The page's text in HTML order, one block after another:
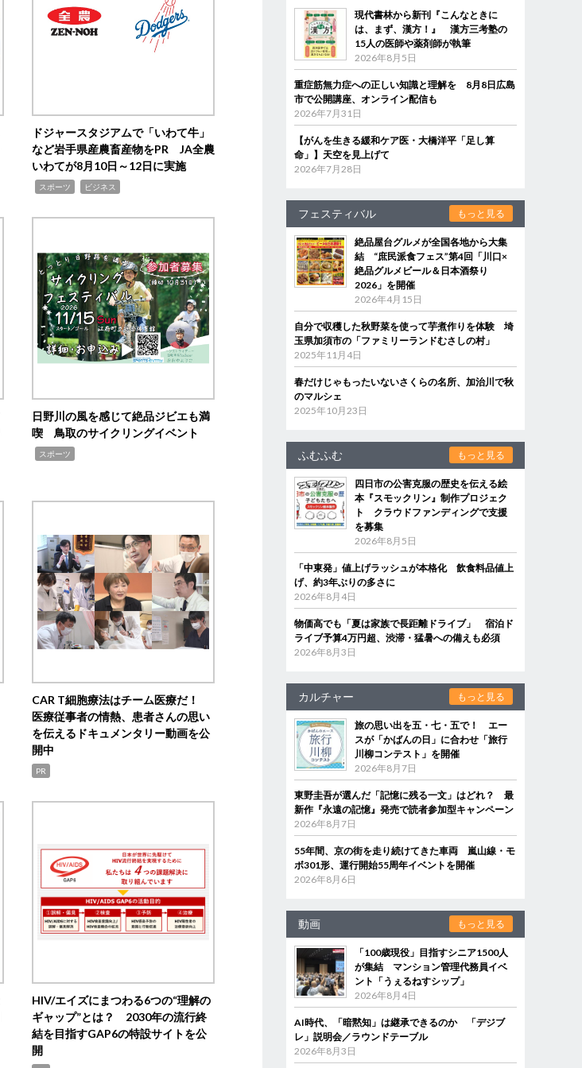
ドジャースタジアムで「いわて牛」
など岩手県産農畜産物をPR JA全農
いわてが8月10日～12日に実施
スポーツ ビジネス
日野川の風を感じて絶品ジビエも満
喫 鳥取のサイクリングイベント
スポーツ
CAR T細胞療法はチーム医療だ！
医療従事者の情熱、患者さんの思い
を伝えるドキュメンタリー動画を公
開中
PR
HIV/エイズにまつわる6つの“理解の
ギャップ”とは？ 2030年の流行終
結を目指すGAP6の特設サイトを公
開
現代書林から新刊『こんなときに
は、まず、漢方！』 漢方三考塾の
15人の医師や薬剤師が執筆
2026年8月5日
重症筋無力症への正しい知識と理解を 8月8日広島
市で公開講座、オンライン配信も
2026年7月31日
【がんを生きる緩和ケア医・大橋洋平「足し算
命」】天空を見上げて
2026年7月28日
フェスティバル もっと見る
絶品屋台グルメが全国各地から大集
結 “庶民派食フェス”第4回「川口×
絶品グルメビール＆日本酒祭り
2026」を開催
2026年4月15日
自分で収穫した秋野菜を使って芋煮作りを体験 埼
玉県加須市の「ファミリーランドむさしの村」
2025年11月4日
春だけじゃもったいないさくらの名所、加治川で秋
のマルシェ
2025年10月23日
ふむふむ もっと見る
四日市の公害克服の歴史を伝える絵
本『スモックリン』制作プロジェク
ト クラウドファンディングで支援
を募集
2026年8月5日
「中東発」値上げラッシュが本格化 飲食料品値上
げ、約3年ぶりの多さに
2026年8月4日
物価高でも「夏は家族で長距離ドライブ」 宿泊ド
ライブ予算4万円超、渋滞・猛暑への備えも必須
2026年8月3日
カルチャー もっと見る
旅の思い出を五・七・五で！ エー
スが「かばんの日」に合わせ「旅行
川柳コンテスト」を開催
2026年8月7日
東野圭吾が選んだ「記憶に残る一文」はどれ？ 最
新作『永遠の記憶』発売で読者参加型キャンペーン
2026年8月7日
55年間、京の街を走り続けてきた車両 嵐山線・モ
ボ301形、運行開始55周年イベントを開催
2026年8月6日
動画 もっと見る
「100歳現役」目指すシニア1500人
が集結 マンション管理代務員イベ
ント「うぇるねすシップ」
2026年8月4日
AI時代、「暗黙知」は継承できるのか 「デジブ
レ」説明会／ラウンドテーブル
2026年8月3日